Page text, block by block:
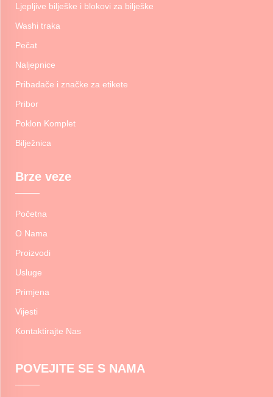
Ljepljive bilješke i blokovi za bilješke
Washi traka
Pečat
Naljepnice
Pribadače i značke za etikete
Pribor
Poklon Komplet
Bilježnica
Brze veze
Početna
O Nama
Proizvodi
Usluge
Primjena
Vijesti
Kontaktirajte Nas
POVEJITE SE S NAMA